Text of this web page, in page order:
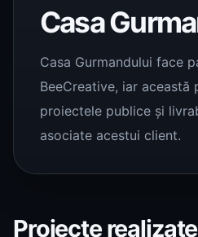
Casa
Casa Gurmandului face
BeeCreative, iar această
proiectele publice și
asociate acestui client.
Proiecte